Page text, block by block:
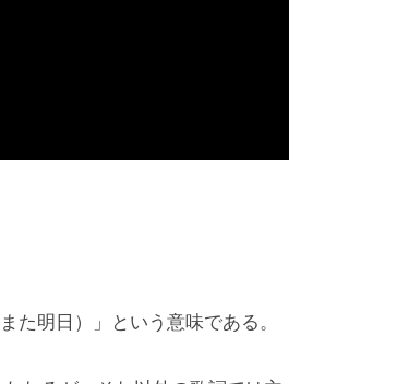
た明日）」という意味である。